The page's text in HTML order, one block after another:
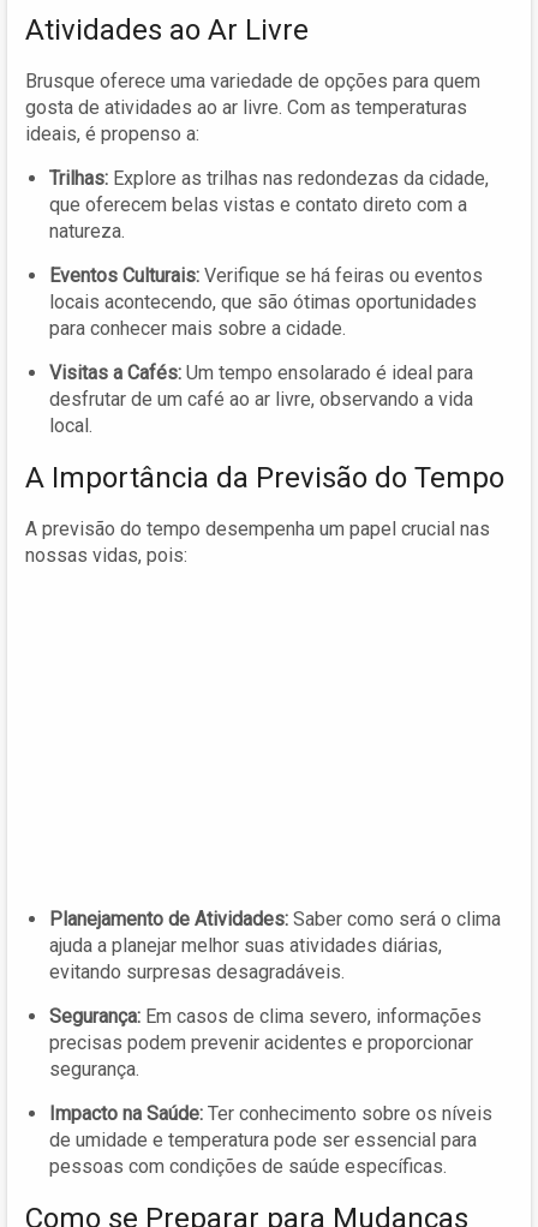
Atividades ao Ar Livre
Brusque oferece uma variedade de opções para quem
gosta de atividades ao ar livre. Com as temperaturas
ideais, é propenso a:
Trilhas: Explore as trilhas nas redondezas da cidade,
que oferecem belas vistas e contato direto com a
natureza.
Eventos Culturais: Verifique se há feiras ou eventos
locais acontecendo, que são ótimas oportunidades
para conhecer mais sobre a cidade.
Visitas a Cafés: Um tempo ensolarado é ideal para
desfrutar de um café ao ar livre, observando a vida
local.
A Importância da Previsão do Tempo
A previsão do tempo desempenha um papel crucial nas
nossas vidas, pois:
Planejamento de Atividades: Saber como será o clima
ajuda a planejar melhor suas atividades diárias,
evitando surpresas desagradáveis.
Segurança: Em casos de clima severo, informações
precisas podem prevenir acidentes e proporcionar
segurança.
Impacto na Saúde: Ter conhecimento sobre os níveis
de umidade e temperatura pode ser essencial para
pessoas com condições de saúde específicas.
Como se Preparar para Mudanças